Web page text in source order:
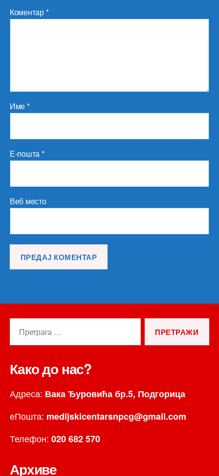
Коментар*
Име*
Е-пошта*
Веб место
Како до нас?
Адреса: Вака Ђуровића бр.5, Подгорица
еПошта: medijskicentarsnpcg@gmail.com
Телефон: 020 682 570
Архиве